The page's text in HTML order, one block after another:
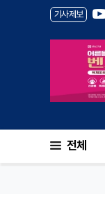
기사제보
전체